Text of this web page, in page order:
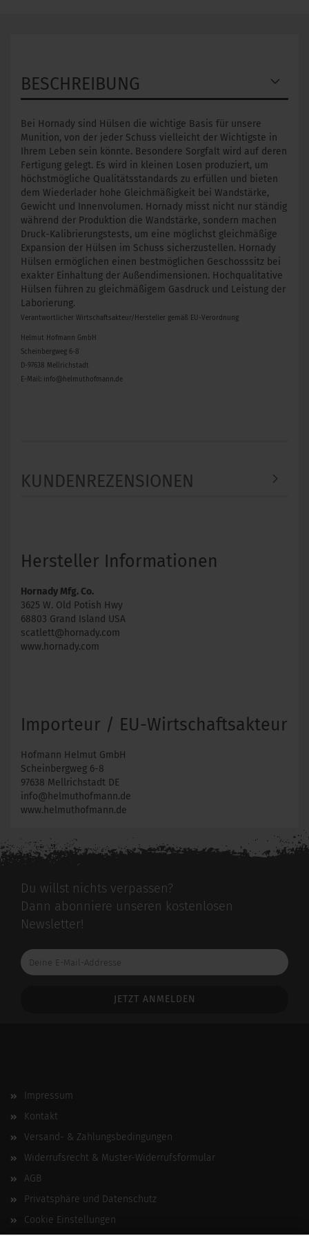
BESCHREIBUNG
Bei Hornady sind Hülsen die wichtige Basis für unsere
Munition, von der jeder Schuss vielleicht der Wichtigste in
Ihrem Leben sein könnte. Besondere Sorgfalt wird auf deren
Fertigung gelegt. Es wird in kleinen Losen produziert, um
höchstmögliche Qualitätsstandards zu erfüllen und bieten
dem Wiederlader hohe Gleichmäßigkeit bei Wandstärke,
Gewicht und Innenvolumen. Hornady misst nicht nur ständig
während der Produktion die Wandstärke, sondern machen
Druck-Kalibrierungstests, um eine möglichst gleichmäßige
Expansion der Hülsen im Schuss sicherzustellen. Hornady
Hülsen ermöglichen einen bestmöglichen Geschosssitz bei
exakter Einhaltung der Außendimensionen. Hochqualitative
Hülsen führen zu gleichmäßigem Gasdruck und Leistung der
Laborierung.
Verantwortlicher Wirtschaftsakteur/Hersteller gemäß EU-Verordnung
Helmut Hofmann GmbH
Scheinbergweg 6-8
D-97638 Mellrichstadt
E-Mail: info@helmuthofmann.de
KUNDENREZENSIONEN
Hersteller Informationen
Hornady Mfg. Co.
3625 W. Old Potish Hwy
68803 Grand Island USA
scatlett@hornady.com
www.hornady.com
Importeur / EU-Wirtschaftsakteur
Hofmann Helmut GmbH
Scheinbergweg 6-8
97638 Mellrichstadt DE
info@helmuthofmann.de
www.helmuthofmann.de
Du willst nichts verpassen?
Dann abonniere unseren kostenlosen
Newsletter!
Deine
E-
Impressum
Kontakt
Versand- & Zahlungsbedingungen
Widerrufsrecht & Muster-Widerrufsformular
AGB
Privatsphäre und Datenschutz
Cookie Einstellungen